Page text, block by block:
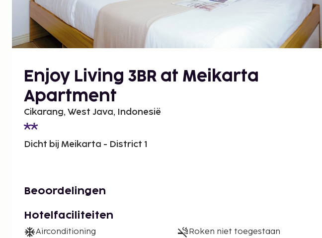
Enjoy Living 3BR at Meikarta
Apartment
Cikarang, West Java, Indonesië
Dicht bij Meikarta - District 1
Beoordelingen
Hotelfaciliteiten
Airconditioning
Roken niet toegestaan